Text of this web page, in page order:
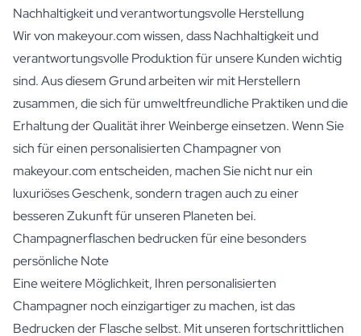
Nachhaltigkeit und verantwortungsvolle Herstellung
Wir von makeyour.com wissen, dass Nachhaltigkeit und
verantwortungsvolle Produktion für unsere Kunden wichtig
sind. Aus diesem Grund arbeiten wir mit Herstellern
zusammen, die sich für umweltfreundliche Praktiken und die
Erhaltung der Qualität ihrer Weinberge einsetzen. Wenn Sie
sich für einen personalisierten Champagner von
makeyour.com entscheiden, machen Sie nicht nur ein
luxuriöses Geschenk, sondern tragen auch zu einer
besseren Zukunft für unseren Planeten bei.
Champagnerflaschen bedrucken für eine besonders
persönliche Note
Eine weitere Möglichkeit, Ihren personalisierten
Champagner noch einzigartiger zu machen, ist das
Bedrucken der Flasche selbst. Mit unseren fortschrittlichen